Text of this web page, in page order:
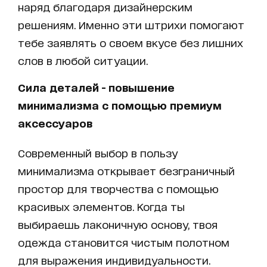
наряд благодаря дизайнерским
решениям. Именно эти штрихи помогают
тебе заявлять о своем вкусе без лишних
слов в любой ситуации.
Сила деталей - повышение
минимализма с помощью премиум
аксессуаров
Современный выбор в пользу
минимализма открывает безграничный
простор для творчества с помощью
красивых элементов. Когда ты
выбираешь лаконичную основу, твоя
одежда становится чистым полотном
для выражения индивидуальности.